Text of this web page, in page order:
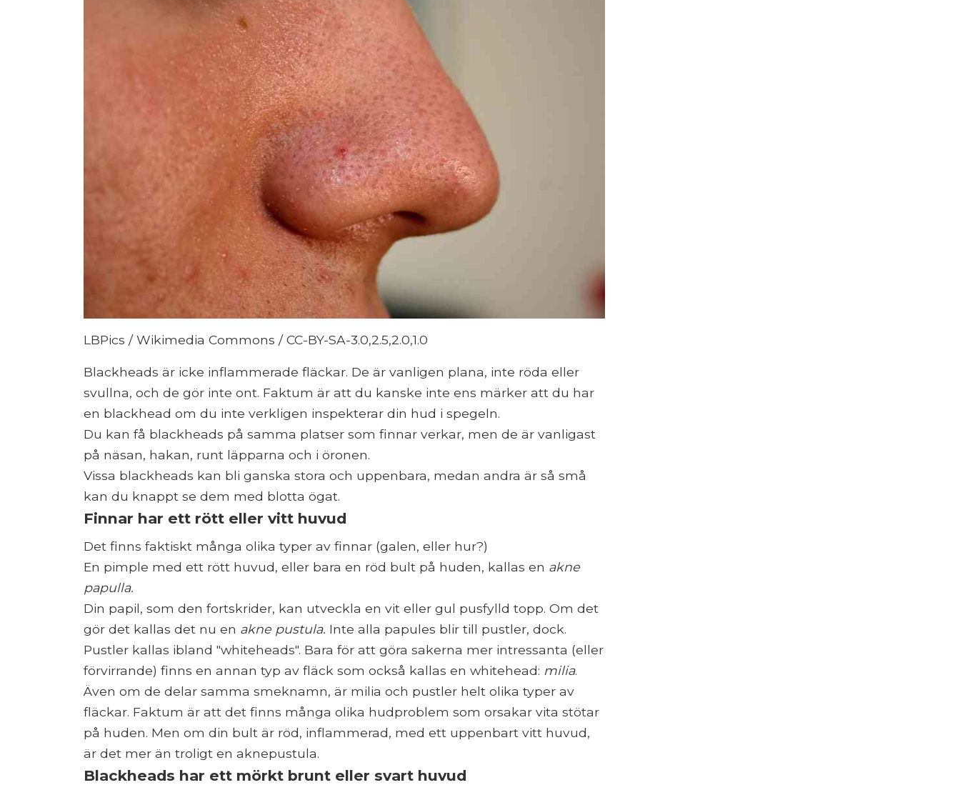
LBPics / Wikimedia Commons / CC-BY-SA-3.0,2.5,2.0,1.0
Blackheads är icke inflammerade fläckar. De är vanligen plana, inte röda eller
svullna, och de gör inte ont. Faktum är att du kanske inte ens märker att du har
en blackhead om du inte verkligen inspekterar din hud i spegeln.
Du kan få blackheads på samma platser som finnar verkar, men de är vanligast
på näsan, hakan, runt läpparna och i öronen.
Vissa blackheads kan bli ganska stora och uppenbara, medan andra är så små
kan du knappt se dem med blotta ögat.
Finnar har ett rött eller vitt huvud
Det finns faktiskt många olika typer av finnar (galen, eller hur?)
En pimple med ett rött huvud, eller bara en röd bult på huden, kallas en akne
papulla.
Din papil, som den fortskrider, kan utveckla en vit eller gul pusfylld topp. Om det
gör det kallas det nu en akne pustula. Inte alla papules blir till pustler, dock.
Pustler kallas ibland "whiteheads". Bara för att göra sakerna mer intressanta (eller
förvirrande) finns en annan typ av fläck som också kallas en whitehead: milia.
Även om de delar samma smeknamn, är milia och pustler helt olika typer av
fläckar. Faktum är att det finns många olika hudproblem som orsakar vita stötar
på huden. Men om din bult är röd, inflammerad, med ett uppenbart vitt huvud,
är det mer än troligt en aknepustula.
Blackheads har ett mörkt brunt eller svart huvud